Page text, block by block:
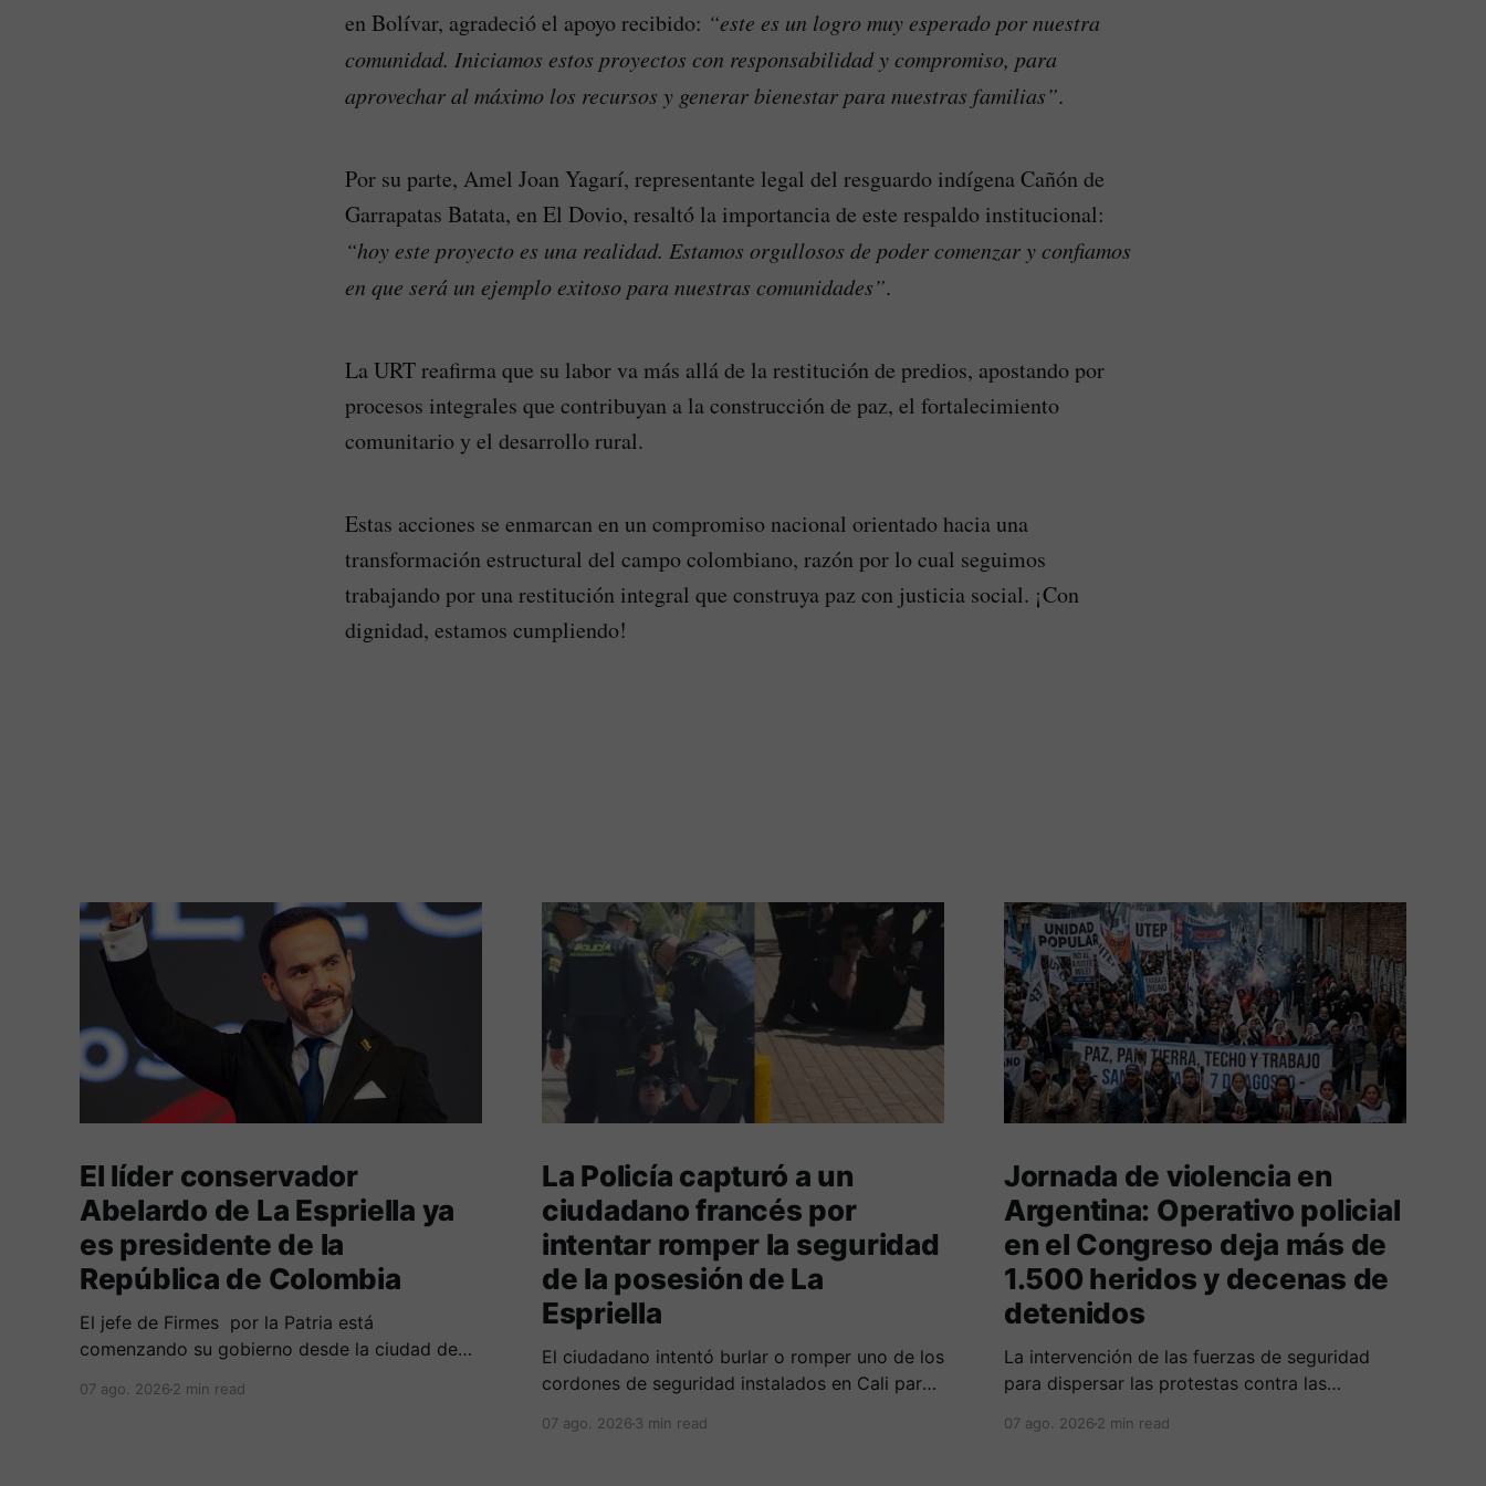
en Bolívar, agradeció el apoyo recibido: “este es un logro muy esperado por nuestra
comunidad. Iniciamos estos proyectos con responsabilidad y compromiso, para
aprovechar al máximo los recursos y generar bienestar para nuestras familias”.
Por su parte, Amel Joan Yagarí, representante legal del resguardo indígena Cañón de
Garrapatas Batata, en El Dovio, resaltó la importancia de este respaldo institucional:
“hoy este proyecto es una realidad. Estamos orgullosos de poder comenzar y confiamos
en que será un ejemplo exitoso para nuestras comunidades”.
La URT reafirma que su labor va más allá de la restitución de predios, apostando por
procesos integrales que contribuyan a la construcción de paz, el fortalecimiento
comunitario y el desarrollo rural.
Estas acciones se enmarcan en un compromiso nacional orientado hacia una
transformación estructural del campo colombiano, razón por lo cual seguimos
trabajando por una restitución integral que construya paz con justicia social. ¡Con
dignidad, estamos cumpliendo!
El líder conservador
Abelardo de La Espriella ya
es presidente de la
República de Colombia
El jefe de Firmes por la Patria está
comenzando su gobierno desde la ciudad de
de varios símbolos de gobiernos
07 ago. 2026 2 min read
La Policía capturó a un
ciudadano francés por
intentar romper la seguridad
de la posesión de La
Espriella
El ciudadano intentó burlar o romper uno de los
cordones de seguridad instalados en Cali para
de La Espriella.
07 ago. 20263 min read
Jornada de violencia en
Argentina: Operativo policial
en el Congreso deja más de
1.500 heridos y decenas de
detenidos
La intervención de las fuerzas de seguridad
para dispersar las protestas contra las
enfrentamientos y el uso masivo de elementos
07 ago. 20262 min read